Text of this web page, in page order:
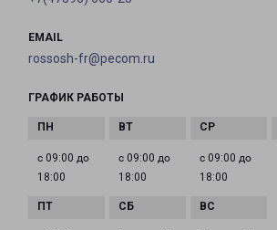
EMAIL
rossosh-fr@pecom.ru
ГРАФИК РАБОТЫ
с 09:00 до
18:00
с 09:00 до
18:00
с 09:00 до
18:00